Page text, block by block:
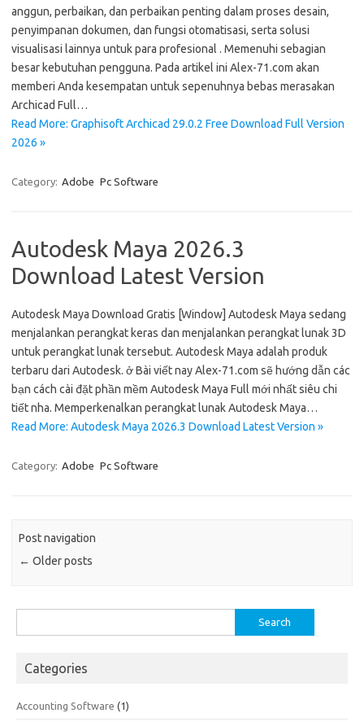
anggun, perbaikan, dan perbaikan penting dalam proses desain,
penyimpanan dokumen, dan fungsi otomatisasi, serta solusi
visualisasi lainnya untuk para profesional . Memenuhi sebagian
besar kebutuhan pengguna. Pada artikel ini Alex-71.com akan
memberi Anda kesempatan untuk sepenuhnya bebas merasakan
Archicad Full…
Read More: Graphisoft Archicad 29.0.2 Free Download Full Version
2026 »
Category: Adobe Pc Software
Autodesk Maya 2026.3
Download Latest Version
Autodesk Maya Download Gratis [Window] Autodesk Maya sedang
menjalankan perangkat keras dan menjalankan perangkat lunak 3D
untuk perangkat lunak tersebut. Autodesk Maya adalah produk
terbaru dari Autodesk. ở Bài viết nay Alex-71.com sẽ hướng dẫn các
bạn cách cài đặt phần mềm Autodesk Maya Full mới nhất siêu chi
tiết nha. Memperkenalkan perangkat lunak Autodesk Maya…
Read More: Autodesk Maya 2026.3 Download Latest Version »
Category: Adobe Pc Software
Post navigation
← Older posts
for:
Categories
Accounting Software (1)